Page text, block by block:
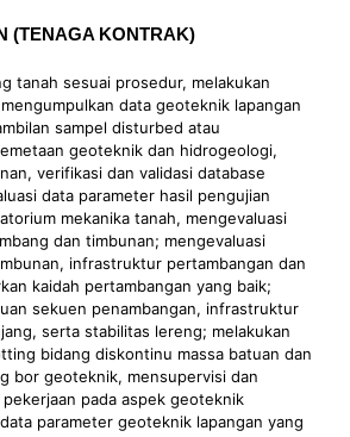
(TENAGA KONTRAK)
tanah sesuai prosedur, melakukan
data geoteknik lapangan
sampel disturbed atau
geoteknik dan hidrogeologi,
verifikasi dan validasi database
data parameter hasil pengujian
mekanika tanah, mengevaluasi
dan timbunan; mengevaluasi
infrastruktur pertambangan dan
kaidah pertambangan yang baik;
sekuen penambangan, infrastruktur
serta stabilitas lereng; melakukan
bidang diskontinu massa batuan dan
bor geoteknik, mensupervisi dan
pada aspek geoteknik
parameter geoteknik lapangan yang